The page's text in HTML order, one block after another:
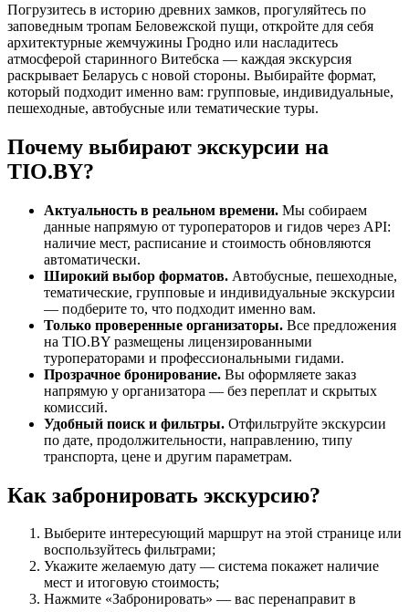
Погрузитесь в историю древних замков, прогуляйтесь по
заповедным тропам Беловежской пущи, откройте для себя
архитектурные жемчужины Гродно или насладитесь
атмосферой старинного Витебска — каждая экскурсия
раскрывает Беларусь с новой стороны. Выбирайте формат,
который подходит именно вам: групповые, индивидуальные,
пешеходные, автобусные или тематические туры.
Почему выбирают экскурсии на
TIO.BY?
Актуальность в реальном времени. Мы собираем
данные напрямую от туроператоров и гидов через API:
наличие мест, расписание и стоимость обновляются
автоматически.
Широкий выбор форматов. Автобусные, пешеходные,
тематические, групповые и индивидуальные экскурсии
— подберите то, что подходит именно вам.
Только проверенные организаторы. Все предложения
на TIO.BY размещены лицензированными
туроператорами и профессиональными гидами.
Прозрачное бронирование. Вы оформляете заказ
напрямую у организатора — без переплат и скрытых
комиссий.
Удобный поиск и фильтры. Отфильтруйте экскурсии
по дате, продолжительности, направлению, типу
транспорта, цене и другим параметрам.
Как забронировать экскурсию?
Выберите интересующий маршрут на этой странице или
воспользуйтесь фильтрами;
Укажите желаемую дату — система покажет наличие
мест и итоговую стоимость;
Нажмите «Забронировать» — вас перенаправит в